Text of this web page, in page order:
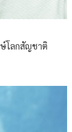
โลกสัญชาติ